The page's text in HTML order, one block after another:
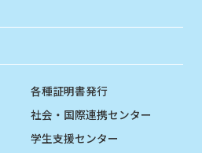
各種証明書発行
社会・国際連携センター
学生支援センター